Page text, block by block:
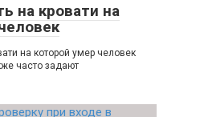
на кровати на
на которой умер человек
часто задают